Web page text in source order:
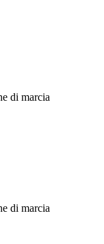
di marcia
di marcia